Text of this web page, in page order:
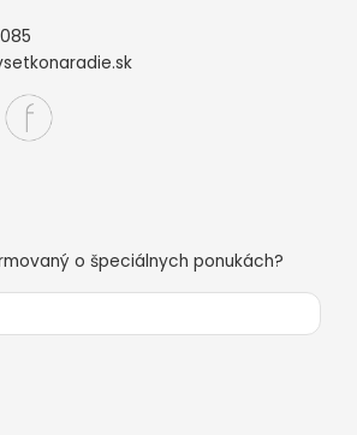
o špeciálnych ponukách?